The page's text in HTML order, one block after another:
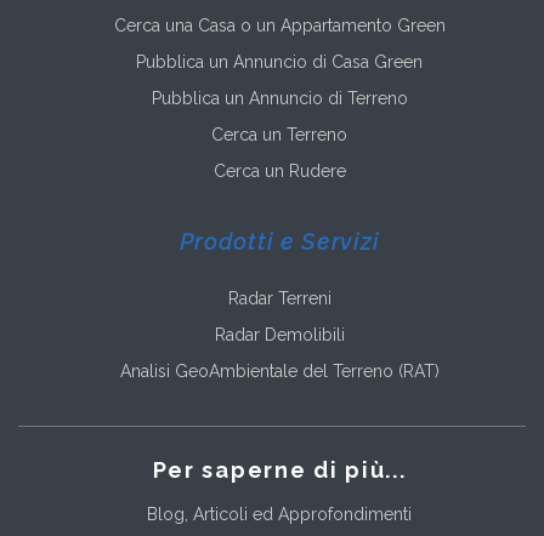
Cerca una Casa o un Appartamento Green
Pubblica un Annuncio di Casa Green
Pubblica un Annuncio di Terreno
Cerca un Terreno
Cerca un Rudere
Prodotti e Servizi
Radar Terreni
Radar Demolibili
Analisi GeoAmbientale del Terreno (RAT)
Per saperne di più...
Blog, Articoli ed Approfondimenti